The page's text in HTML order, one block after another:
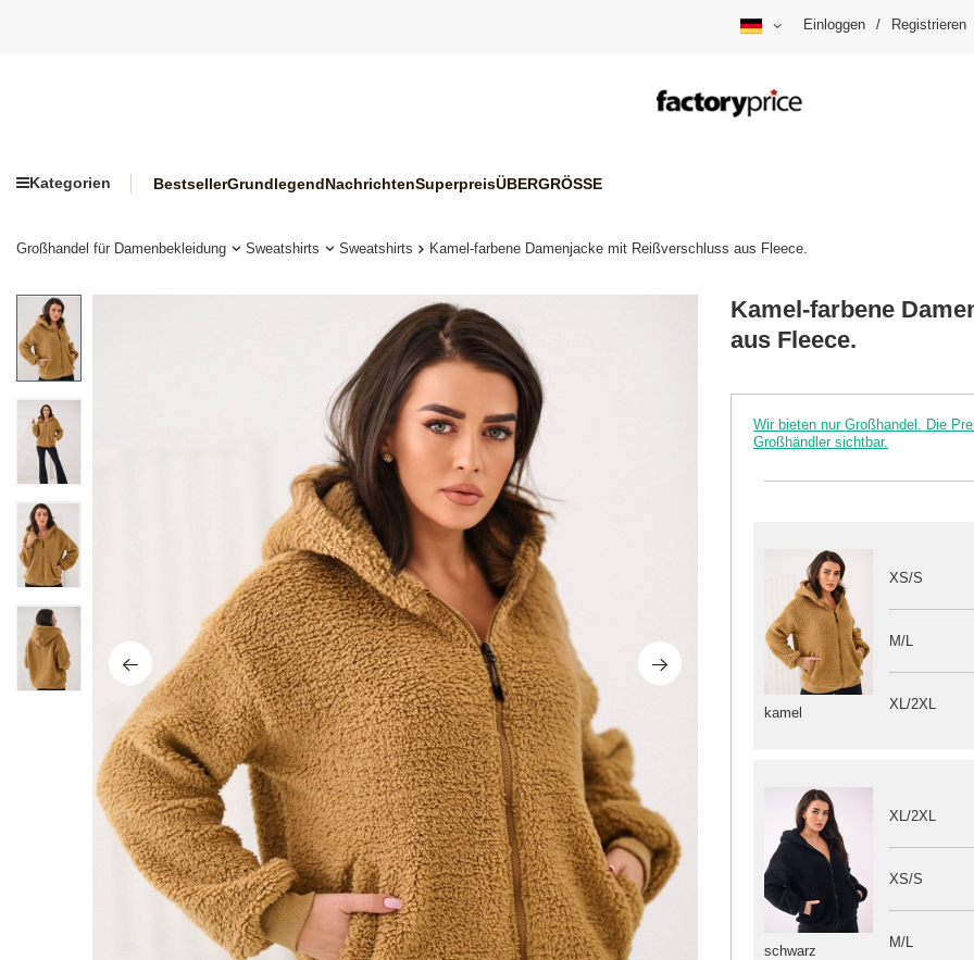
Einloggen / Registrieren
Kategorien BestsellerGrundlegendNachrichtenSuperpreisÜBERGRÖSSE
Großhandel für Damenbekleidung Sweatshirts Sweatshirts Kamel-farbene Damenjacke mit Reißverschluss aus Fleece.
Kamel-farbene
aus Fleece.
Wir bieten nur Großhandel. Die
Großhändler sichtbar.
kamel
XS/S
M/L
XL/2XL
schwarz
XL/2XL
XS/S
M/L